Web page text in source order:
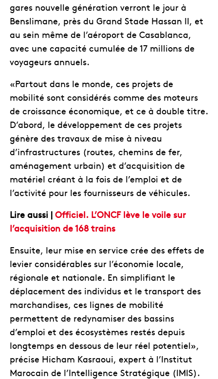
gares nouvelle génération verront le jour à
Benslimane, près du Grand Stade Hassan II, et
au sein même de l’aéroport de Casablanca,
avec une capacité cumulée de 17 millions de
voyageurs annuels.
«Partout dans le monde, ces projets de
mobilité sont considérés comme des moteurs
de croissance économique, et ce à double titre.
D’abord, le développement de ces projets
génère des travaux de mise à niveau
d’infrastructures (routes, chemins de fer,
aménagement urbain) et d’acquisition de
matériel créant à la fois de l’emploi et de
l’activité pour les fournisseurs de véhicules.
Lire aussi | Officiel. L’ONCF lève le voile sur
l’acquisition de 168 trains
Ensuite, leur mise en service crée des effets de
levier considérables sur l’économie locale,
régionale et nationale. En simplifiant le
déplacement des individus et le transport des
marchandises, ces lignes de mobilité
permettent de redynamiser des bassins
d’emploi et des écosystèmes restés depuis
longtemps en dessous de leur réel potentiel»,
précise Hicham Kasraoui, expert à l’Institut
Marocain de l’Intelligence Stratégique (IMIS).